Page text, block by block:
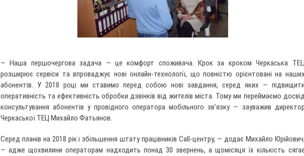
— Наша першочергова задача — це комфорт споживача. Крок за кроком Черкаська ТЕЦ
розширює сервіси та впроваджує нові онлайн-технології, що повністю орієнтовані на наших
абонентів. У 2018 році ми ставимо перед собою нові завдання, серед яких — підвищити
оперативність та ефективність обробки дзвінків від жителів міста. Тому ми переймаємо досвід
консультування абонентів у провідного оператора мобільного зв’язку — зауважив директор
Черкаської ТЕЦ Михайло Фатьянов.
Серед планів на 2018 рік і збільшення штату працівників Call-центру, — додає Михайло Юрійович,
— адже щохвилини операторам надходить понад 30 звернень, а щомісяця їх кількість сягає